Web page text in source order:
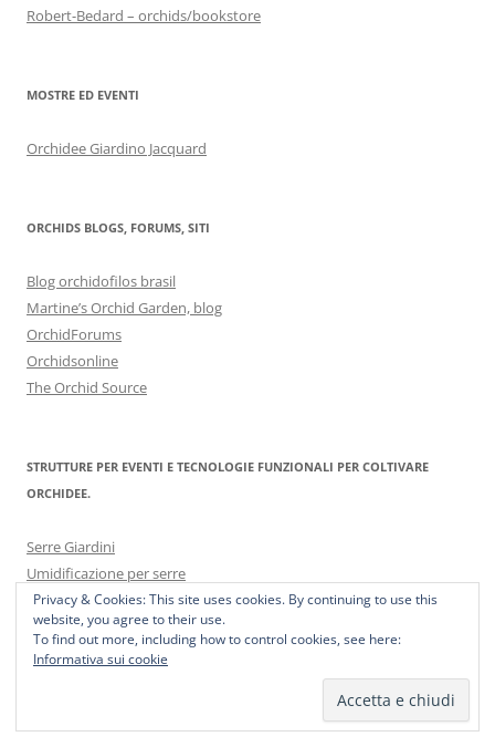
Robert-Bedard – orchids/bookstore
MOSTRE ED EVENTI
Orchidee Giardino Jacquard
ORCHIDS BLOGS, FORUMS, SITI
Blog orchidofilos brasil
Martine’s Orchid Garden, blog
OrchidForums
Orchidsonline
The Orchid Source
STRUTTURE PER EVENTI E TECNOLOGIE FUNZIONALI PER COLTIVARE
ORCHIDEE.
Serre Giardini
Umidificazione per serre
Privacy & Cookies: This site uses cookies. By continuing to use this
website, you agree to their use.
To find out more, including how to control cookies, see here:
Informativa sui cookie